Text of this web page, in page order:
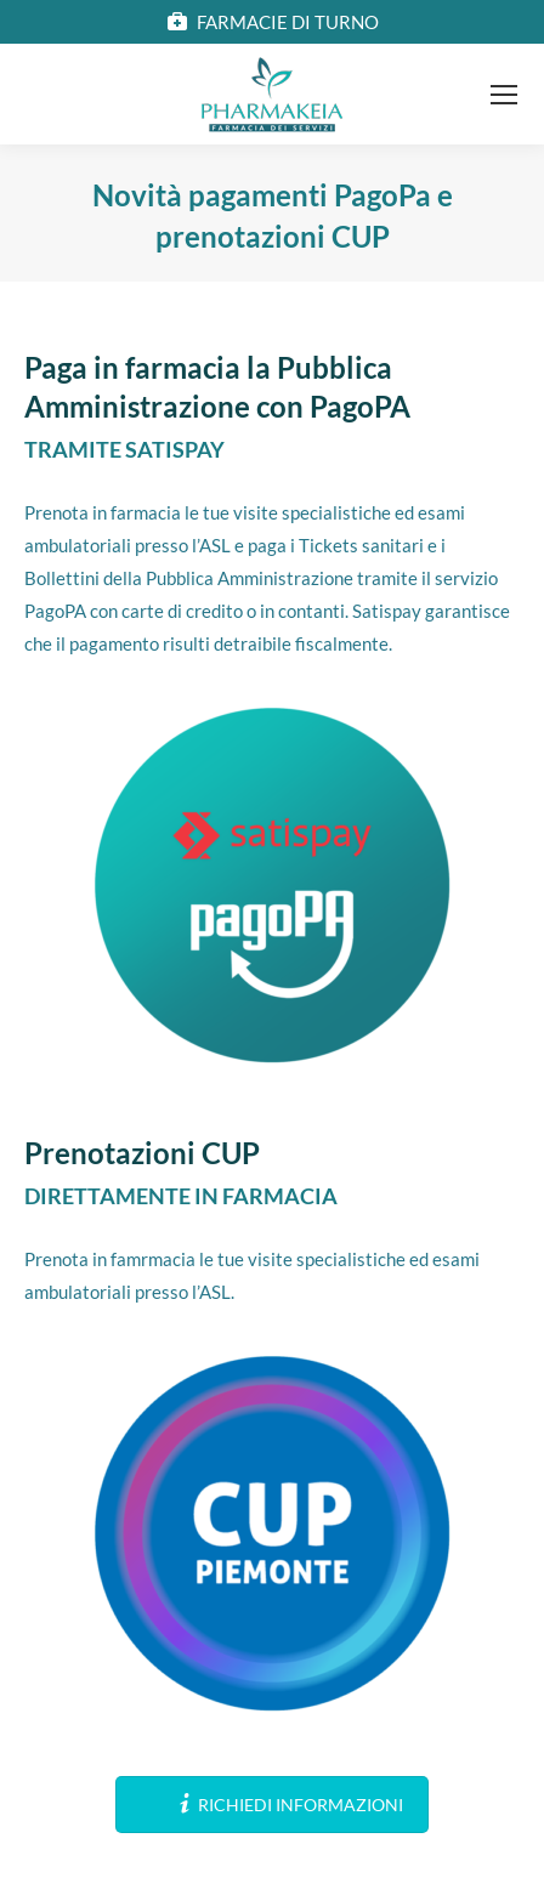
FARMACIE DI TURNO
Novità pagamenti PagoPa e
prenotazioni CUP
Paga in farmacia la Pubblica
Amministrazione con PagoPA
TRAMITE SATISPAY
Prenota in farmacia le tue visite specialistiche ed esami
ambulatoriali presso l’ASL e paga i Tickets sanitari e i
Bollettini della Pubblica Amministrazione tramite il servizio
PagoPA con carte di credito o in contanti. Satispay garantisce
che il pagamento risulti detraibile fiscalmente.
Prenotazioni CUP
DIRETTAMENTE IN FARMACIA
Prenota in famrmacia le tue visite specialistiche ed esami
ambulatoriali presso l’ASL.
RICHIEDI INFORMAZIONI